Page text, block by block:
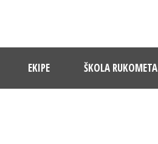
EKIPE ŠKOLA RUKOMETA